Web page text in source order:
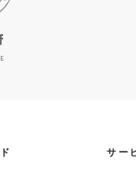
サー